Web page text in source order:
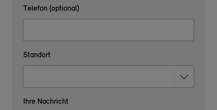
Telefon (optional)
Standort
Ihre Nachricht